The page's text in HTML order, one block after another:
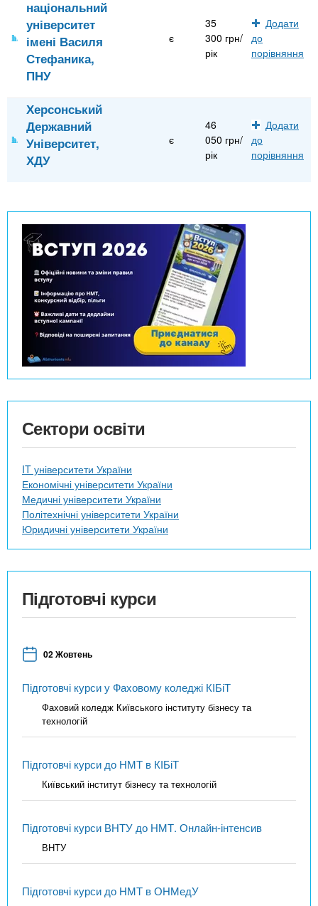
національний
університет
імені Василя
Стефаника,
ПНУ
є
35
300 грн/
рік
Додати
до
порівняння
Херсонський
Державний
Університет,
ХДУ
є
46
050 грн/
рік
Додати
до
порівняння
Сектори освіти
IT університети України
Економічні університети України
Медичні університети України
Політехнічні університети України
Юридичні університети України
Підготовчі курси
02 Жовтень
Підготовчі курси у Фаховому коледжі КІБіТ
Фаховий коледж Київського інституту бізнесу та
технологій
Підготовчі курси до НМТ в КІБіТ
Київський інститут бізнесу та технологій
Підготовчі курси ВНТУ до НМТ. Онлайн-інтенсив
ВНТУ
Підготовчі курси до НМТ в ОНМедУ